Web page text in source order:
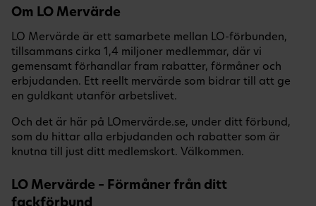
Om LO Mervärde
LO Mervärde är ett samarbete mellan LO-förbunden,
tillsammans cirka 1,4 miljoner medlemmar, där vi
gemensamt förhandlar fram rabatter, förmåner och
erbjudanden. Ett reellt mervärde som bidrar till att ge
en guldkant utanför arbetslivet.
Och det är här på LOmervärde.se, under ditt förbund,
som du hittar alla erbjudanden och rabatter som är
knutna till just ditt medlemskort. Välkommen.
LO Mervärde – Förmåner från ditt